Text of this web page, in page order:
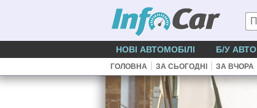
НОВІ АВТОМОБІЛІ Б/У АВТО
ГОЛОВНА | ЗА СЬОГОДНІ | ЗА ВЧОРА